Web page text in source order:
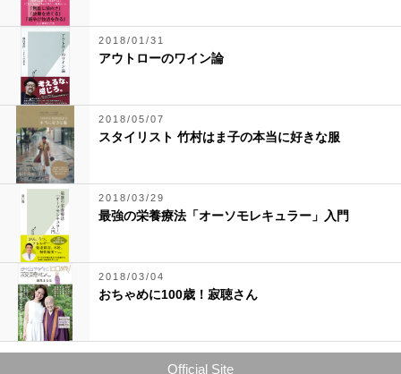
2018/01/31
アウトローのワイン論
2018/05/07
スタイリスト 竹村はま子の本当に好きな服
2018/03/29
最強の栄養療法「オーソモレキュラー」入門
2018/03/04
おちゃめに100歳！寂聴さん
Official Site